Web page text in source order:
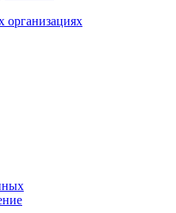
организациях